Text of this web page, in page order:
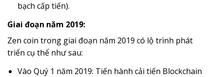
bạch cấp tiến).
Giai đoạn năm 2019:
Zen coin trong giai đoạn năm 2019 có lộ trình phát
triển cụ thể như sau:
Vào Quý 1 năm 2019: Tiến hành cải tiến Blockchain